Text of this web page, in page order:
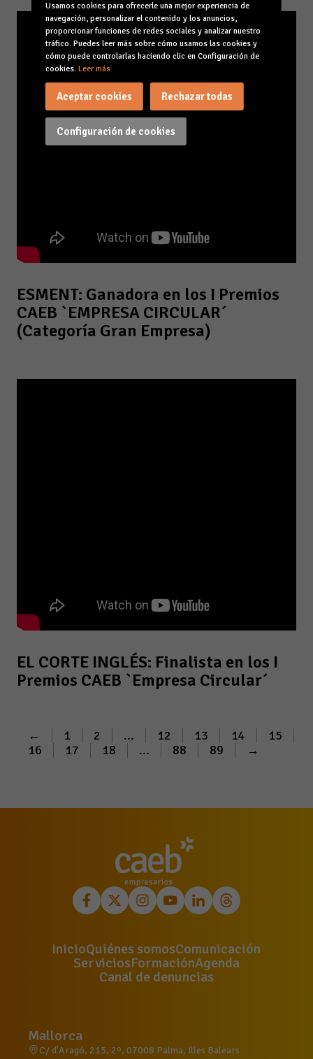
ESMENT: Ganadora en los I Premios
CAEB `EMPRESA CIRCULAR´
(Categoría Gran Empresa)
EL CORTE INGLÉS: Finalista en los I
Premios CAEB `Empresa Circular´
← 1 2 ... 12 13 14
15
16
17 18 ... 88 89 →
InicioQuiénes somosComunicación
ServiciosFormaciónAgenda
Canal de denuncias
Mallorca
C/ d'Aragó, 215, 2º, 07008 Palma, Illes Balears
Usamos cookies para ofrecerle una mejor experiencia de
navegación, personalizar el contenido y los anuncios,
proporcionar funciones de redes sociales y analizar nuestro
tráfico. Puedes leer más sobre cómo usamos las cookies y
cómo puede controlarlas haciendo clic en Configuración de
cookies. Leer más
Configuración de cookies
Aceptar cookies Rechazar todas